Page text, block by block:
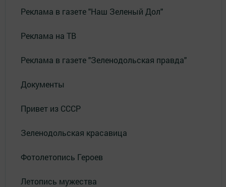
Реклама в газете "Наш Зеленый Дол"
Реклама на ТВ
Реклама в газете "Зеленодольская правда"
Документы
Привет из СССР
Зеленодольская красавица
Фотолетопись Героев
Летопись мужества